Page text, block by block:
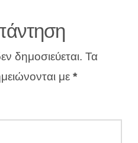
δημοσιεύεται. Τα
με *